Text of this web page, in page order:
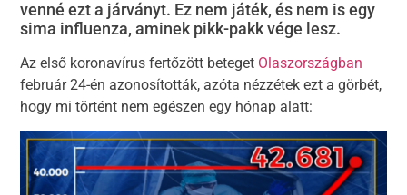
venné ezt a járványt. Ez nem játék, és nem is egy
sima influenza, aminek pikk-pakk vége lesz.
Az első koronavírus fertőzött beteget Olaszországban
február 24-én azonosították, azóta nézzétek ezt a görbét,
hogy mi történt nem egészen egy hónap alatt: